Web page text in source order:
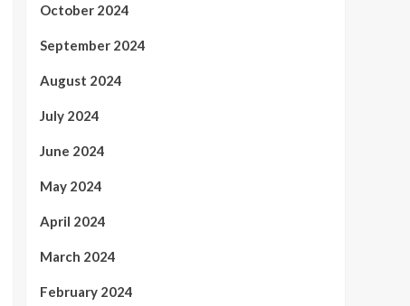
October 2024
September 2024
August 2024
July 2024
June 2024
May 2024
April 2024
March 2024
February 2024